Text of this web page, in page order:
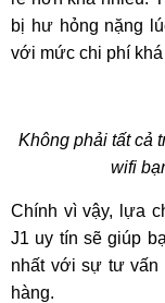
bị hư hỏng nặng
với mức chi phí khá
Không phải tất cả
wifi
Chính vì vậy, lựa
J1 uy tín sẽ giúp
nhất với sự tư vấn
hàng.